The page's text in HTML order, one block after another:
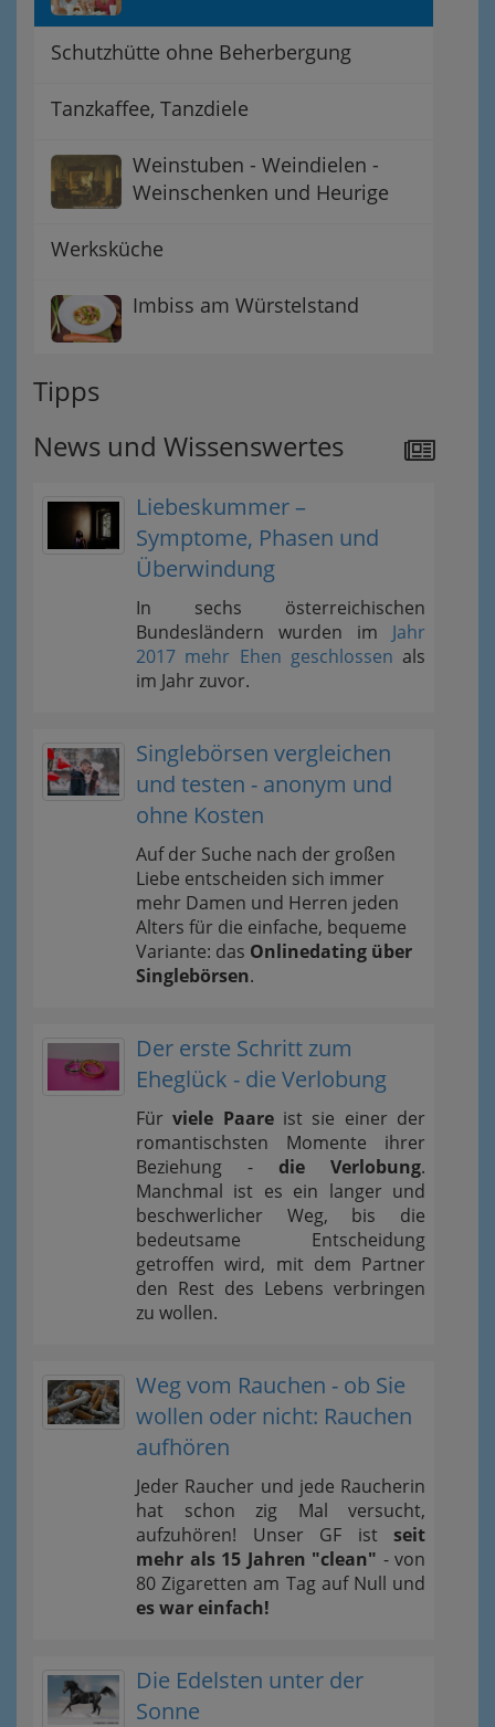
Schutzhütte ohne Beherbergung
Tanzkaffee, Tanzdiele
Weinstuben - Weindielen -
Weinschenken und Heurige
Werksküche
Imbiss am Würstelstand
Tipps
News und Wissenswertes
Liebeskummer –
Symptome, Phasen und
Überwindung
In sechs österreichischen
Bundesländern wurden im Jahr
2017 mehr Ehen geschlossen als
im Jahr zuvor.
Singlebörsen vergleichen
und testen - anonym und
ohne Kosten
Auf der Suche nach der großen
Liebe entscheiden sich immer
mehr Damen und Herren jeden
Alters für die einfache, bequeme
Variante: das Onlinedating über
Singlebörsen.
Der erste Schritt zum
Eheglück - die Verlobung
Fürviele Paareist sie einer der
romantischsten Momente ihrer
Beziehung - die Verlobung.
Manchmal ist es ein langer und
beschwerlicher Weg, bis die
bedeutsame Entscheidung
getroffen wird, mit dem Partner
den Rest des Lebens verbringen
zu wollen.
Weg vom Rauchen - ob Sie
wollen oder nicht: Rauchen
aufhören
Jeder Raucher und jede Raucherin
hat schon zig Mal versucht,
aufzuhören! Unser GF ist seit
mehr als 15 Jahren "clean" - von
80 Zigaretten am Tag auf Null und
es war einfach!
Die Edelsten unter der
Sonne